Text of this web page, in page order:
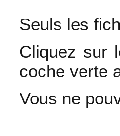
Seuls les
Cliquez sur
coche verte
Vous ne